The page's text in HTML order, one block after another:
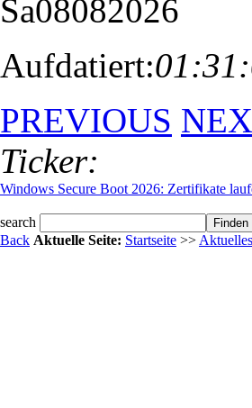
Sa08082026
Aufdatiert:
PREVIOUS
Ticker:
Windows Secure Boot 2026: Zertifikate
search
Back Aktuelle Seite: Startseite >> Aktuelles